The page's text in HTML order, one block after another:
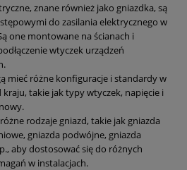
znane również jako gniazdka, są
do zasilania elektrycznego w
one montowane na ścianach i
wtyczek urządzeń
mieć różne konfiguracje i standardy w
kraju, takie jak typy wtyczek, napięcie i
rodzaje gniazd, takie jak gniazda
gniazda podwójne, gniazda
aby dostosować się do różnych
w instalacjach.